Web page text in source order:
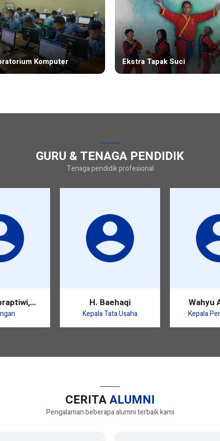
Komputer Ekstra Tapak Suci
GURU & TENAGA PENDIDIK
Tenaga pendidik profesional
H. Baehaqi
Kepala Tata Usaha
Wahyu
Kepala
CERITAALUMNI
Pengalaman beberapa alumni terbaik kami